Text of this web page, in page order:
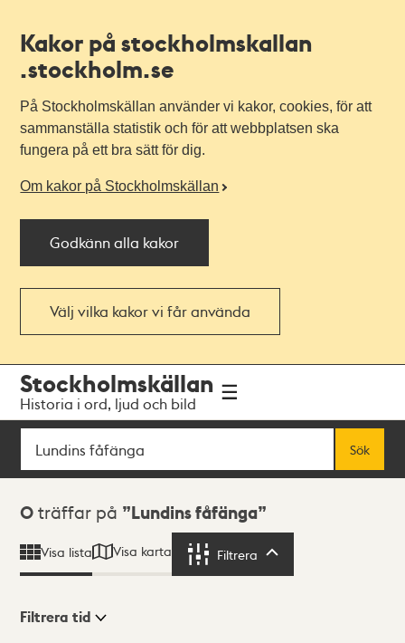
Kakor på stockholmskallan
.stockholm.se
På Stockholmskällan använder vi kakor, cookies, för att
sammanställa statistik och för att webbplatsen ska
fungera på ett bra sätt för dig.
Om kakor på Stockholmskällan
Godkänn alla kakor
Välj vilka kakor vi får använda
navigationen
huvudinnehållet
Stockholmskällan
Historia i ord, ljud och bild
Sök
Sök
Sökresultat
0 träffar på Lundins fåfänga
Visa lista Visa karta Filtrera
Filtrera tid